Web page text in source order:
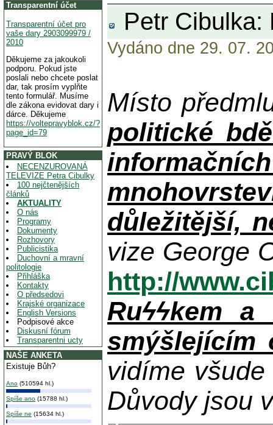
Transparentní účet
Transparentní účet pro
vaše dary 2903099979 /
2010
Děkujeme za jakoukoli
podporu. Pokud jste
poslali nebo chcete poslat
dar, tak prosím vyplňte
tento formulář. Musíme
dle zákona evidovat dary i
dárce. Děkujeme
https://voltepravyblok.cz/?
page_id=79
PRAVÝ BLOK
NECENZUROVANÁ
TELEVIZE Petra Cibulky
100 nejčtenějších
článků
AKTUALITY
O nás
Programy
Dokumenty
Rozhovory
Publicistika
Duchovní a mravní
politologie
Přihláška
Kontakty
O předsedovi
Krajské organizace
English Versions
Podpisové akce
Diskusní fórum
Transparentni ucty
NAŠE ANKETA
Existuje Bůh?
Ano (510594 hl.)
Spíše ano (15788 hl.)
Spíše ne (15634 hl.)
Petr Cibulka:
Vydáno dne 29. 07.
Místo
politické
důležitější,
vize George
http://
Ruϟϟkem
smýšlejícím
vidíme
Důvody jsou